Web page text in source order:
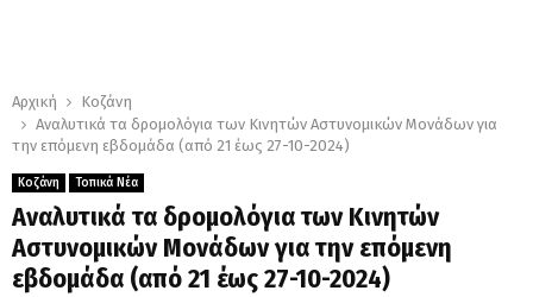
Αρχική
Κοζάνη
Αναλυτικά τα δρομολόγια των Κινητών Αστυνομικών Μονάδων για
την επόμενη εβδομάδα (από 21 έως 27-10-2024)
Κοζάνη Τοπικά Νέα
Αναλυτικά τα δρομολόγια των Κινητών
Αστυνομικών Μονάδων για την επόμενη
εβδομάδα (από 21 έως 27-10-2024)